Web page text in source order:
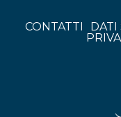
CONTATTI DATI